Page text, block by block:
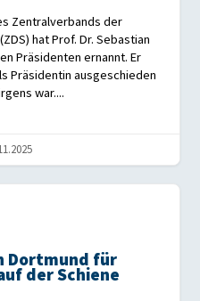
Zentralverbands der
hat Prof. Dr. Sebastian
Präsidenten ernannt. Er
Präsidentin ausgeschieden
war....
Dortmund für
der Schiene